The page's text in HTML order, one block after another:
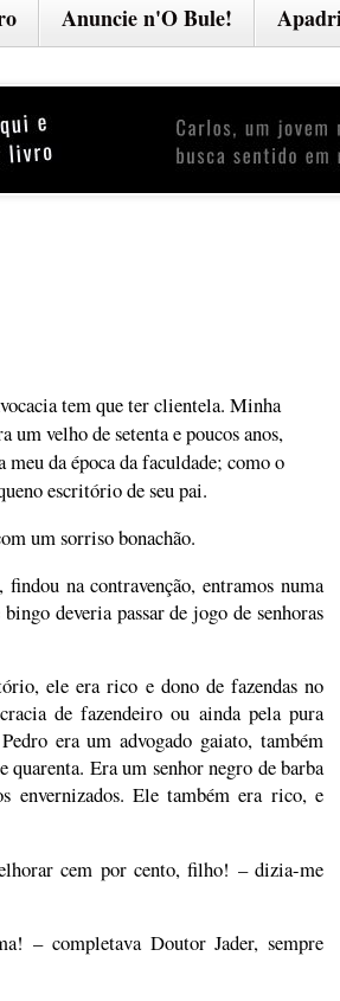
Anuncie n'O Bule!
tem que ter clientela. Minha
um velho de setenta e poucos anos,
da época da faculdade; como o
escritório de seu pai.
um sorriso bonachão.
na contravenção, entramos numa
deveria passar de jogo de senhoras
ele era rico e dono de fazendas no
de fazendeiro ou ainda pela pura
era um advogado gaiato, também
quarenta. Era um senhor negro de barba
envernizados. Ele também era rico, e
cem por cento, filho! – dizia-me
– completava Doutor Jader, sempre